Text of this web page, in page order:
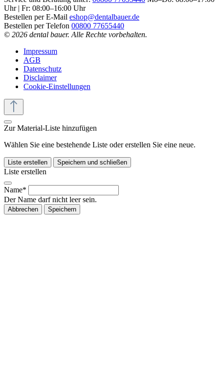
Uhr | Fr: 08:00–16:00 Uhr
Bestellen per E-Mail eshop@dentalbauer.de
Bestellen per Telefon 00800 77655440
© 2026 dental bauer. Alle Rechte vorbehalten.
Impressum
AGB
Datenschutz
Disclaimer
Cookie-Einstellungen
Zur Material-Liste hinzufügen
Wählen Sie eine bestehende Liste oder erstellen Sie eine neue.
Liste erstellen Speichern und schließen
Liste erstellen
Name*
Der Name darf nicht leer sein.
Abbrechen Speichern